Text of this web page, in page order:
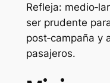
Refleja:
ser prudente
post‑campaña y
pasajeros.